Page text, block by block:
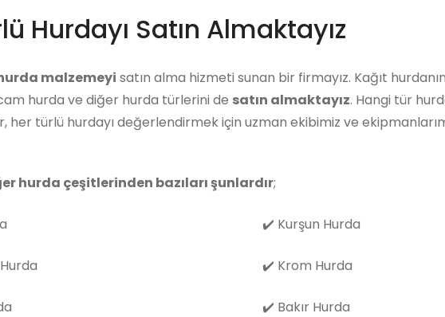
Hurdayı Satın Almaktayız
malzemeyi satın alma hizmeti sunan bir firmayız. Kağıt
hurda ve diğer hurda türlerini de satın almaktayız. Hangi tür
her türlü hurdayı değerlendirmek için uzman ekibimiz ve
hurda çeşitlerinden bazıları şunlardır;
✔️ Kurşun Hurda
✔️ Krom Hurda
✔️ Bakır Hurda